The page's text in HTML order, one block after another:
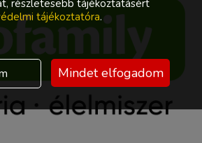
részletesebb tájékoztatásért
tájékoztatóra.
Mindet elfogadom